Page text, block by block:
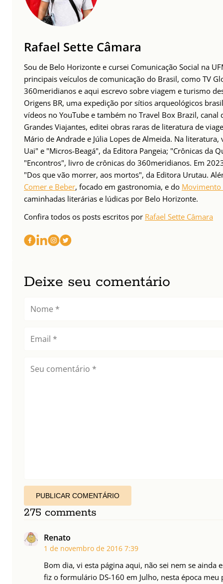
Rafael Sette Câmara
Sou de Belo Horizonte e cursei Comunicação Social na
principais veículos de comunicação do Brasil, como TV
360meridianos e aqui escrevo sobre viagem e turismo
Origens BR, uma expedição por sítios arqueológicos
vídeos no YouTube e também no Travel Box Brazil,
Grandes Viajantes, editei obras raras de literatura de
Mário de Andrade e Júlia Lopes de Almeida. Na
Uai" e "Micros-Beagá", da Editora Pangeia; "Crônicas da
"Encontros", livro de crônicas do 360meridianos. Em
"Dos que vão morrer, aos mortos", da Editora Urutau.
Comer e Beber, focado em gastronomia, e do Movimento
caminhadas literárias e lúdicas por Belo Horizonte.
Confira todos os posts escritos por Rafael Sette Câmara
Deixe seu comentário
PUBLICAR COMENTÁRIO
275 comments
Renato
1 de novembro de 2016 7:39
Bom dia, vi esta página aqui, não sei nem se ainda
fiz o formulário DS-160 em Julho, nesta época